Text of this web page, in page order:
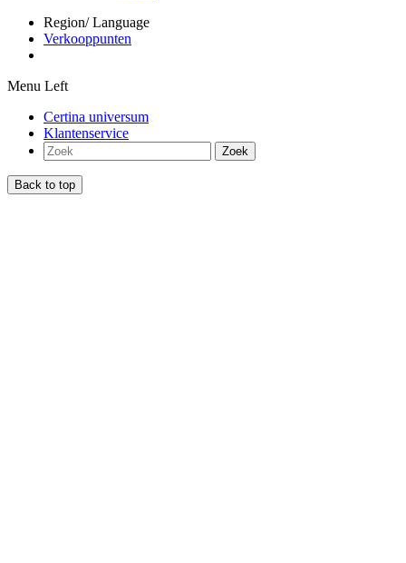
Region/ Language
Verkooppunten
Menu Left
Certina universum
Klantenservice
Zoek
Back to top